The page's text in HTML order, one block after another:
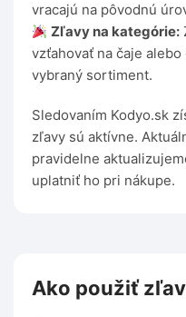
vracajú na pôvodnú
Zľavy na kategórie:
vzťahovať na čaje
vybraný sortiment.
Sledovaním Kodyo.sk
zľavy sú aktívne.
pravidelne
uplatniť ho pri nákupe.
Ako použiť